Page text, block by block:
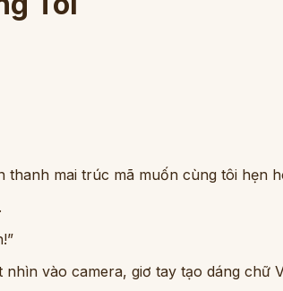
mai trúc mã muốn cùng tôi hẹn
vào camera, giơ tay tạo dáng chữ